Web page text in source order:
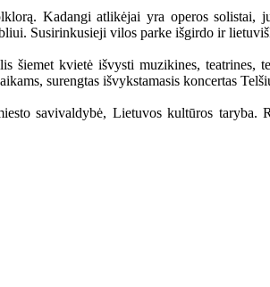
Kadangi atlikėjai yra operos solistai,
Susirinkusieji vilos parke išgirdo ir
šiemet kvietė išvysti muzikines,
surengtas išvykstamasis koncertas
savivaldybė, Lietuvos kultūros